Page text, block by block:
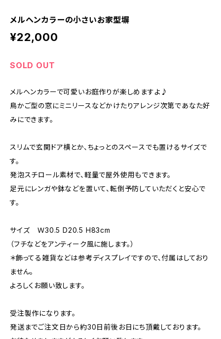
メルヘンカラーの小さいお家型塀
¥22,000
SOLD OUT
メルヘンカラーで可愛いお庭作りが楽しめますよ♪
鳥かご型の窓にミニリースなどかけたりアレンジ次第であなた好
みにできます。
スリムで玄関ドア横とか、ちょっとのスペースでも置けるサイズで
す。
発泡スチロール素材で、軽量で屋外使用もできます。
足元にレンガや鉢などを置いて、転倒予防していただくと安心で
す。
サイズ Ｗ30.5 D20.5 H83cm
（フチなどをアンティーク風に施します。）
＊飾ってる雑貨などは参考ディスプレイですので、付属はしており
ません。
よろしくお願い致します。
受注製作になります。
発送までご注文日から約30日前後お日にち頂戴しております。